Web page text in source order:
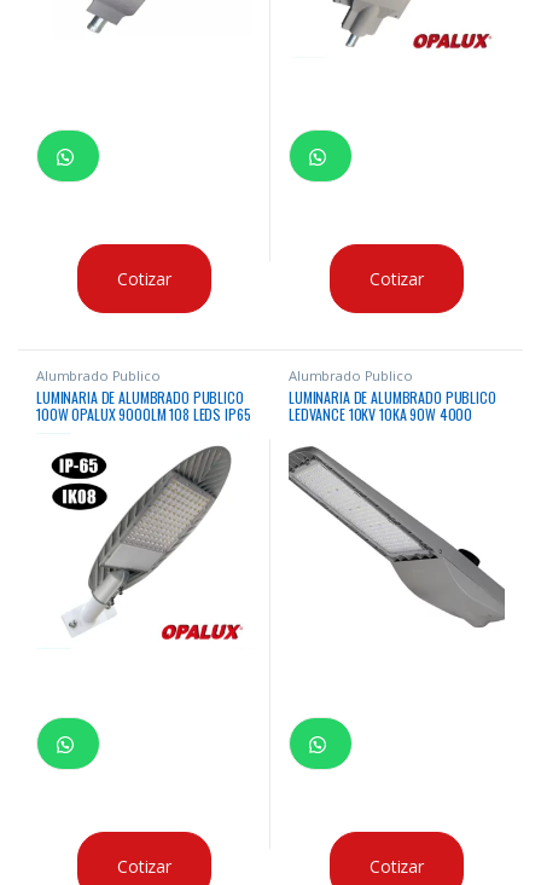
Cotizar Cotizar
Alumbrado Publico
LUMINARIA DE ALUMBRADO PUBLICO
100W OPALUX 9000LM 108 LEDS IP65
Cotizar
Alumbrado Publico
LUMINARIA DE ALUMBRADO PUBLICO
LEDVANCE 10KV 10KA 90W 4000
Cotizar